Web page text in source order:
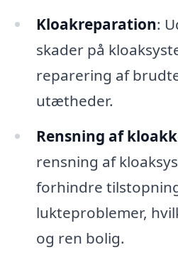
Kloakreparation:
skader på
reparering af
utætheder.
Rensning af
rensning af
forhindre
lukteproblemer,
og ren bolig.